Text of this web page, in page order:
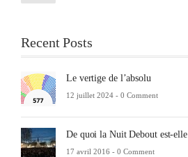
Recent Posts
Le vertige de l’absolu
12 juillet 2024 - 0 Comment
De quoi la Nuit Debout est-
17 avril 2016 - 0 Comment